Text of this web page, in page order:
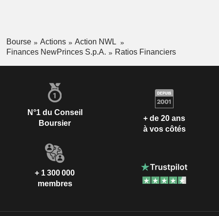
Bourse Actions
Action NWL
Finances NewPrinces S.p.A.
Ratios Financiers
N°1 du Conseil
Boursier
+ de 20 ans
à vos côtés
+ 1 300 000
membres